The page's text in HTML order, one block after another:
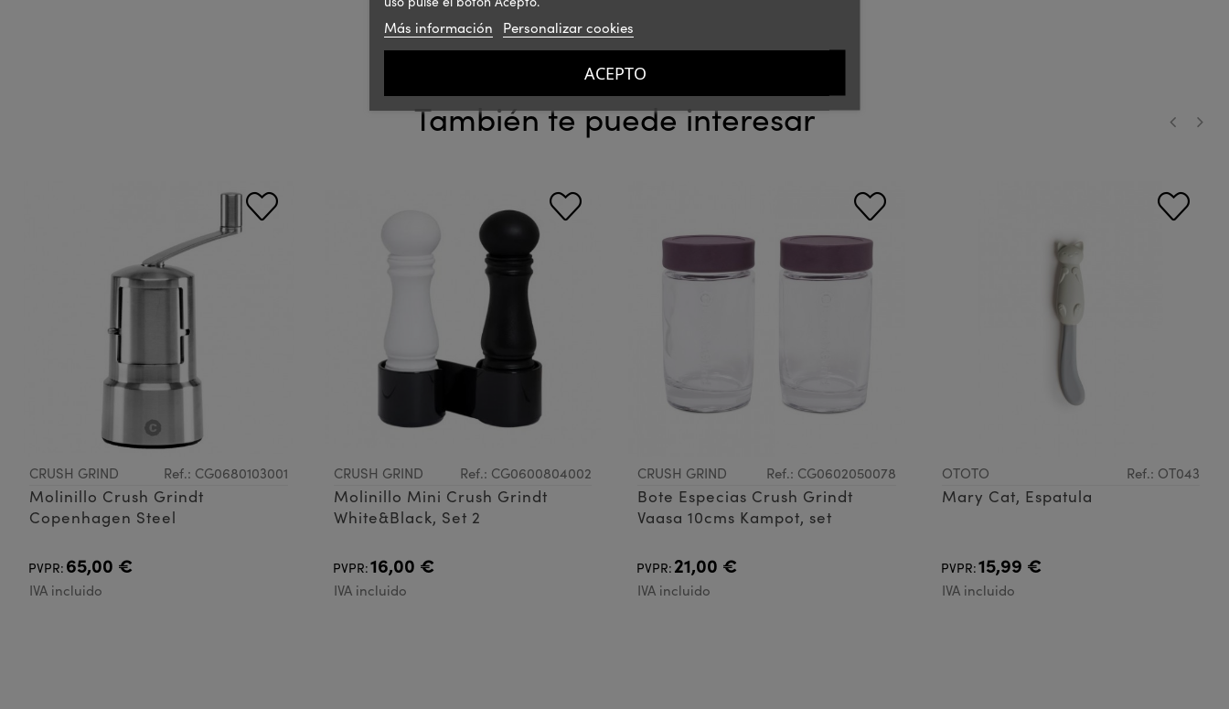
También te puede interesar
CRUSH GRIND Ref.: CG0680103001
Molinillo Crush Grindt
Copenhagen Steel
PVPR: 65,00 €
IVA incluido
CRUSH GRIND Ref.: CG0600804002
Molinillo Mini Crush Grindt
White&Black, Set 2
PVPR:16,00 €
IVA incluido
CRUSH GRIND Ref.: CG0602050078
Bote Especias Crush Grindt
Vaasa 10cms Kampot, set
PVPR: 21,00 €
IVA incluido
OTOTO Ref.: OT043
Mary Cat, Espatula
PVPR:15,99 €
IVA incluido
Más información Personalizar cookies
ACEPTO